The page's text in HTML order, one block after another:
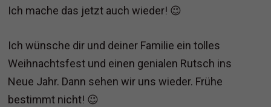
Ich mache das jetzt auch wieder! 😉
Ich wünsche dir und deiner Familie ein tolles
Weihnachtsfest und einen genialen Rutsch ins
Neue Jahr. Dann sehen wir uns wieder. Frühe
bestimmt nicht! 😉